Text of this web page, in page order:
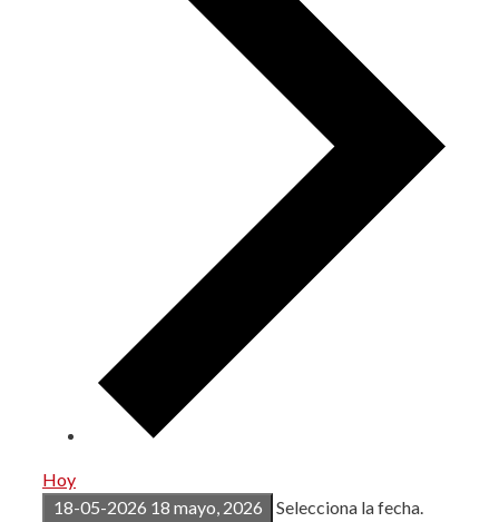
Hoy
18-05-2026 18 mayo, 2026 Selecciona la fecha.